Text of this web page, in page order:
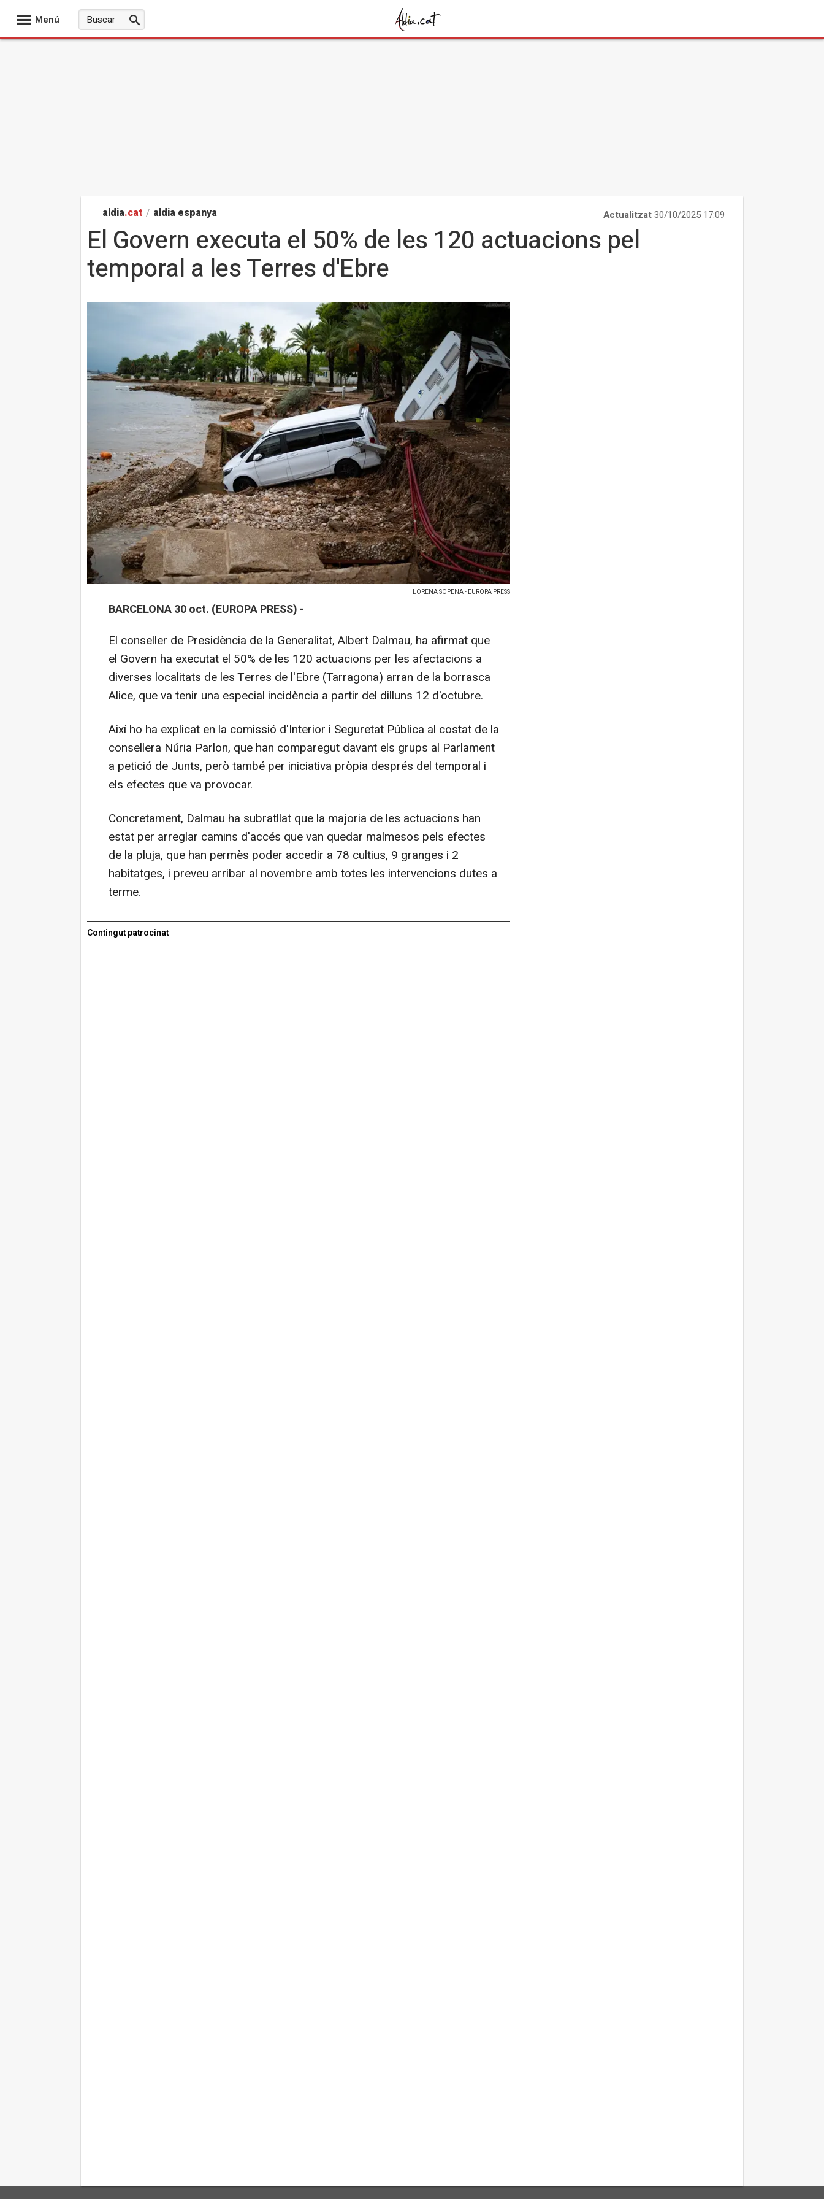
Menú
aldia.cat / aldia espanya Actualitzat30/10/2025 17:09
El Govern executa el 50% de les 120 actuacions pel
temporal a les Terres d'Ebre
LORENA SOPENA - EUROPA PRESS
BARCELONA 30 oct. (EUROPA PRESS) -
El conseller de Presidència de la Generalitat, Albert Dalmau, ha afirmat que
el Govern ha executat el 50% de les 120 actuacions per les afectacions a
diverses localitats de les Terres de l'Ebre (Tarragona) arran de la borrasca
Alice, que va tenir una especial incidència a partir del dilluns 12 d'octubre.
Així ho ha explicat en la comissió d'Interior i Seguretat Pública al costat de la
consellera Núria Parlon, que han comparegut davant els grups al Parlament
a petició de Junts, però també per iniciativa pròpia després del temporal i
els efectes que va provocar.
Concretament, Dalmau ha subratllat que la majoria de les actuacions han
estat per arreglar camins d'accés que van quedar malmesos pels efectes
de la pluja, que han permès poder accedir a 78 cultius, 9 granges i 2
habitatges, i preveu arribar al novembre amb totes les intervencions dutes a
terme.
Contingut patrocinat